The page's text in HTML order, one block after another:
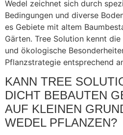
Wedel zeichnet sich durch
Bedingungen und diverse
es Gebiete mit altem
Gärten. Tree Solution kennt
und ökologische
Pflanzstrategie entsprechend
KANN TREE
DICHT BEBAUTEN
AUF KLEINEN
WEDEL PFLANZEN?